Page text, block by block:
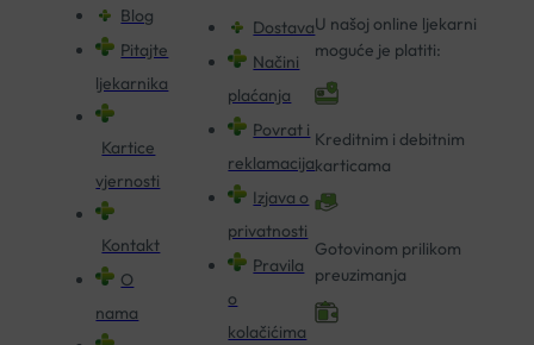
Blog
Pitajte
ljekarnika
Kartice
vjernosti
Kontakt
O
nama
Dostava
Načini
plaćanja
Povrat i
reklamacija
Izjava o
privatnosti
Pravila
o
kolačićima
U našoj online ljekarni
moguće je platiti:
Kreditnim i debitnim
karticama
Gotovinom prilikom
preuzimanja